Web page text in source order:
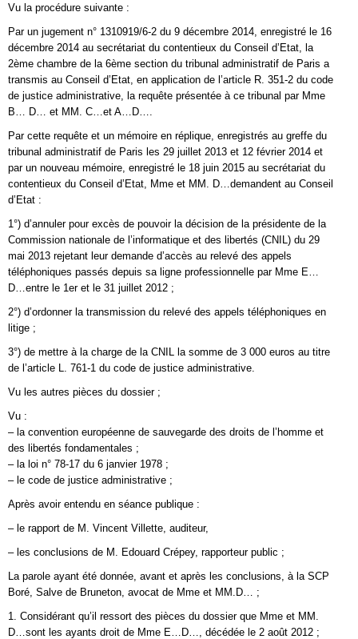
Vu la procédure suivante :
Par un jugement n° 1310919/6-2 du 9 décembre 2014, enregistré le 16
décembre 2014 au secrétariat du contentieux du Conseil d’Etat, la
2ème chambre de la 6ème section du tribunal administratif de Paris a
transmis au Conseil d’Etat, en application de l’article R. 351-2 du code
de justice administrative, la requête présentée à ce tribunal par Mme
B… D… et MM. C…et A…D….
Par cette requête et un mémoire en réplique, enregistrés au greffe du
tribunal administratif de Paris les 29 juillet 2013 et 12 février 2014 et
par un nouveau mémoire, enregistré le 18 juin 2015 au secrétariat du
contentieux du Conseil d’Etat, Mme et MM. D…demandent au Conseil
d’Etat :
1°) d’annuler pour excès de pouvoir la décision de la présidente de la
Commission nationale de l’informatique et des libertés (CNIL) du 29
mai 2013 rejetant leur demande d’accès au relevé des appels
téléphoniques passés depuis sa ligne professionnelle par Mme E…
D…entre le 1er et le 31 juillet 2012 ;
2°) d’ordonner la transmission du relevé des appels téléphoniques en
litige ;
3°) de mettre à la charge de la CNIL la somme de 3 000 euros au titre
de l’article L. 761-1 du code de justice administrative.
Vu les autres pièces du dossier ;
Vu :
– la convention européenne de sauvegarde des droits de l’homme et
des libertés fondamentales ;
– la loi n° 78-17 du 6 janvier 1978 ;
– le code de justice administrative ;
Après avoir entendu en séance publique :
– le rapport de M. Vincent Villette, auditeur,
– les conclusions de M. Edouard Crépey, rapporteur public ;
La parole ayant été donnée, avant et après les conclusions, à la SCP
Boré, Salve de Bruneton, avocat de Mme et MM.D… ;
1. Considérant qu’il ressort des pièces du dossier que Mme et MM.
D…sont les ayants droit de Mme E…D…, décédée le 2 août 2012 ;